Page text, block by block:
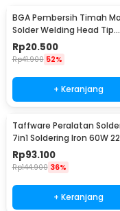
BGA Pembersih Timah
Solder Welding Head Tip
Cleaning
Rp20.500
Rp41.900 52%
+ Keranjang
Taffware Peralatan
7in1 Soldering Iron 60W
CS-31 E
Rp93.100
Rp144.900 36%
+ Keranjang